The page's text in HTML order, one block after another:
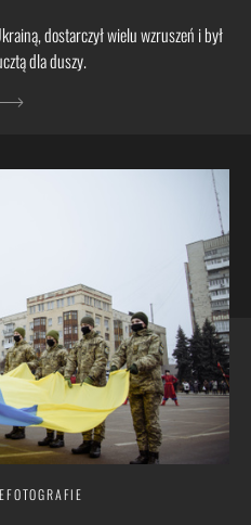
dostarczył wielu wzruszeń i był
dla duszy.